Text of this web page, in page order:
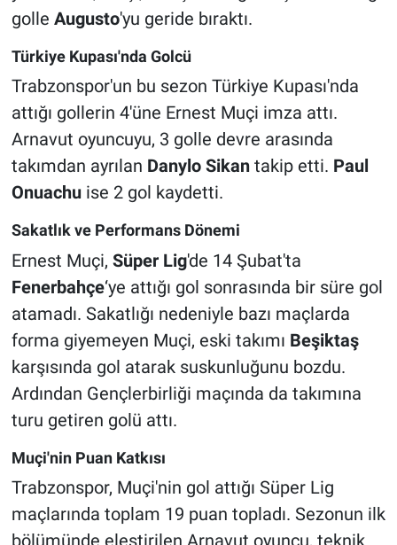
golle Augusto'yu geride bıraktı.
Türkiye Kupası'nda Golcü
Trabzonspor'un bu sezon Türkiye Kupası'nda
attığı gollerin 4'üne Ernest Muçi imza attı.
Arnavut oyuncuyu, 3 golle devre arasında
takımdan ayrılan Danylo Sikantakip etti. Paul
Onuachuise 2 gol kaydetti.
Sakatlık ve Performans Dönemi
Ernest Muçi, Süper Lig'de 14 Şubat'ta
Fenerbahçe‘ye attığı gol sonrasında bir süre gol
atamadı. Sakatlığı nedeniyle bazı maçlarda
forma giyemeyen Muçi, eski takımı Beşiktaş
karşısında gol atarak suskunluğunu bozdu.
Ardından Gençlerbirliği maçında da takımına
turu getiren golü attı.
Muçi'nin Puan Katkısı
Trabzonspor, Muçi'nin gol attığı Süper Lig
maçlarında toplam 19 puan topladı. Sezonun ilk
bölümünde eleştirilen Arnavut oyuncu, teknik